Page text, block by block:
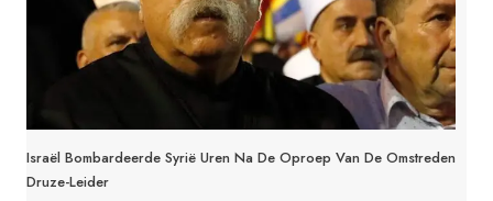
Israël Bombardeerde Syrië Uren Na De Oproep Van De Omstreden
Druze-Leider